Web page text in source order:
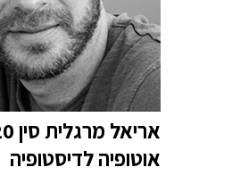
אוטופיה לדיסטופיה